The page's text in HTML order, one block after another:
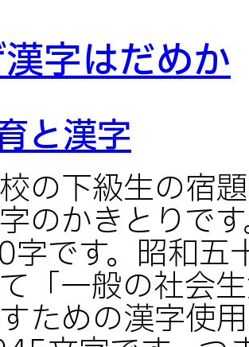
字はだめか
と漢字
の下級生の宿
のかきとりで
です。昭和五
「一般の社会
ための漢字使